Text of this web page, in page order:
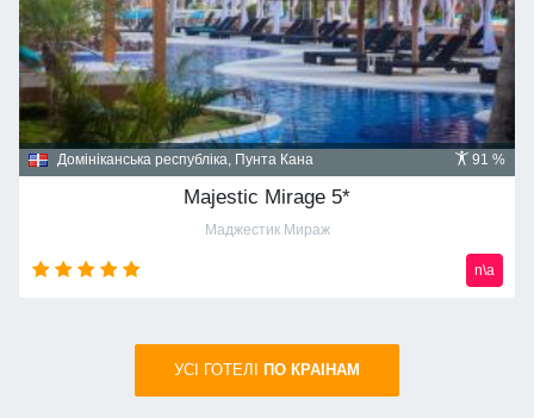
91 %
Домініканська республіка, Пунта Кана
Majestic Mirage 5*
Маджестик Мираж
n\a
УСI ГОТЕЛІ ПО КРАIНАМ